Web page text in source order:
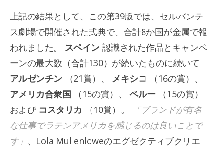
上記の結果として、この第39版では、セルバンテ
ス劇場で開催された式典で、合計8か国が金属で報
われました。 スペイン 認識された作品とキャンペ
ーンの最大数（合計130）が続いたものに続いて
アルゼンチン
（21賞）、 メキシコ （16の賞）、
アメリカ合衆国 （15の賞）、 ペルー
（15の賞）
および コスタリカ （10賞）。
「ブランドが有名
な仕事でラテンアメリカを感じるのは良いことで
す」 、Lola Mullenloweのエグゼクティブクリエ